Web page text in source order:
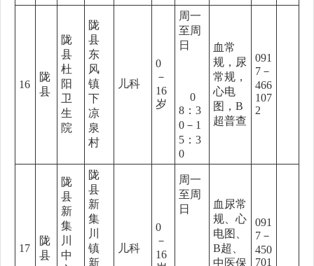
16
陇
县
陇
县
杜
阳
卫
生
院
陇
县
东
风
镇
下
凉
泉
村
儿科
0
－
16
岁
周一
至周
日
0
8：3
0－1
5：3
0
血常
规，尿
常规，
心电
图，B
超普查
091
7－
466
107
2
17
陇
县
陇
县
新
集
川
中
陇
县
新
集
川
镇
新
儿科
0
－
16
周一
至周
日
血尿常
规、心
电图、
B超、
中医保
091
7－
450
701